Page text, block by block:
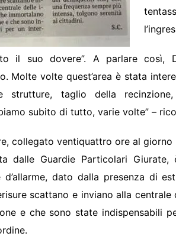
il suo dovere”. A parlare così,
Molte volte quest’area è stata
strutture, taglio della
subito di tutto, varie volte” –
collegato ventiquattro ore al giorno
dalle Guardie Particolari
dato dalla presenza di
scattano e inviano alla centrale
e che sono state indispensabili